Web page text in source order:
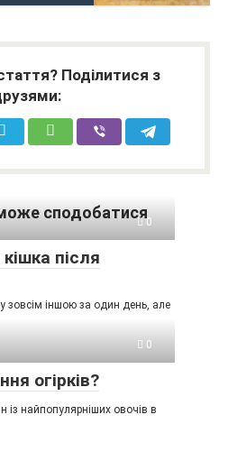
Поділитися з
сподобатися0
після
зовсім іншою за один день, але
0
огірків?
із найпопулярніших овочів в